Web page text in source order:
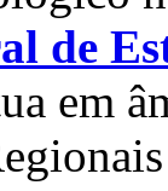
de
em